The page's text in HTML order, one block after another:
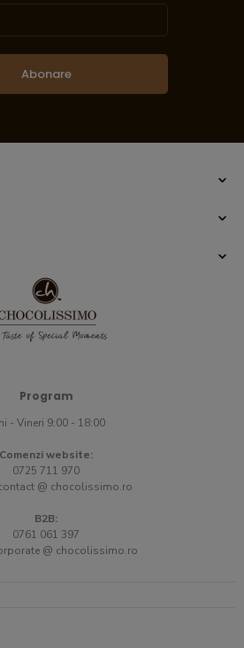
Abonare
Program
- Vineri 9:00 - 18:00
Comenzi website:
0725 711 970
@ chocolissimo.ro
B2B:
0761 061 397
@ chocolissimo.ro